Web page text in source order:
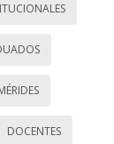
DOCENTES